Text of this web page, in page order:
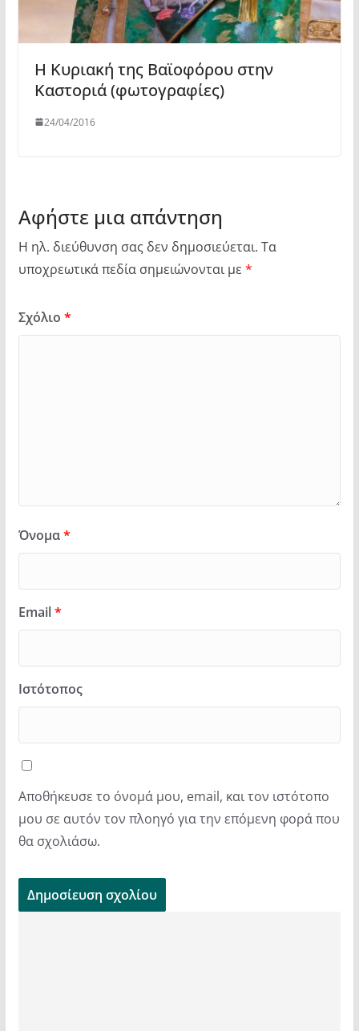
Η Κυριακή της Βαϊοφόρου στην
Καστοριά (φωτογραφίες)
24/04/2016
Αφήστε μια απάντηση
Η ηλ. διεύθυνση σας δεν δημοσιεύεται. Τα
υποχρεωτικά πεδία σημειώνονται με *
Σχόλιο *
Όνομα*
Email*
Ιστότοπος
Αποθήκευσε το όνομά μου, email, και τον ιστότοπο
μου σε αυτόν τον πλοηγό για την επόμενη φορά που
θα σχολιάσω.